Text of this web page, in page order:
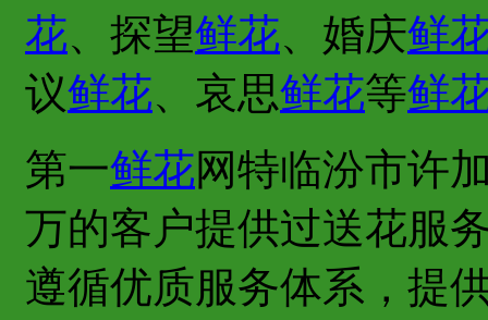
花、探望鲜花、婚庆鲜
议鲜花、哀思鲜花等鲜
第一鲜花网特临汾市许
万的客户提供过送花服
遵循优质服务体系，提